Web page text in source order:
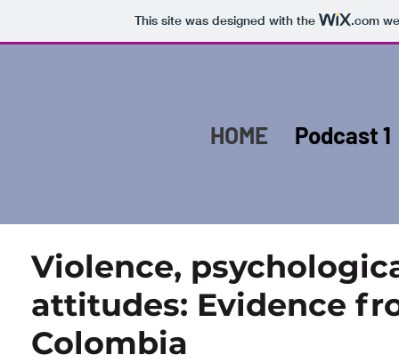
This site was designed with the .com
HOME Podcast 1
Violence,
attitudes: Evidence
Colombia